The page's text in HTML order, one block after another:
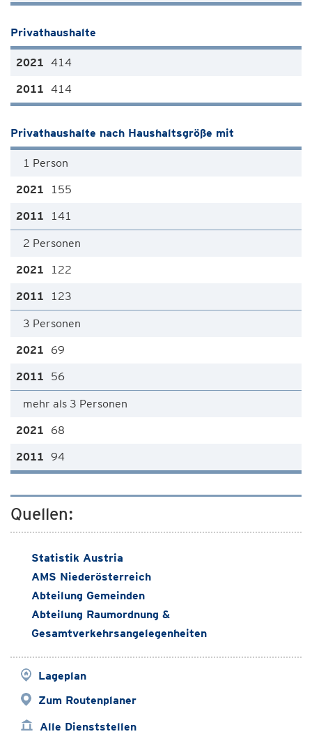
Privathaushalte
414
414
Privathaushalte nach Haushaltsgröße mit
1 Person
155
141
2 Personen
122
123
3 Personen
69
56
mehr als 3 Personen
68
94
Quellen:
Statistik Austria
AMS Niederösterreich
Abteilung Gemeinden
Abteilung Raumordnung &
Gesamtverkehrsangelegenheiten
Lageplan
Zum Routenplaner
Alle Dienststellen